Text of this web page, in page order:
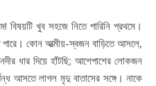
খুব সহজে নিতে পারিনি প্রথমে।
কোন আত্মীয়-স্বজন বাড়িতে আসলে,
ধার দিয়ে হাঁটছি; আশেপাশের লোকজন
আসতে লাগল মৃদু বাতাসের সঙ্গে। নাকে